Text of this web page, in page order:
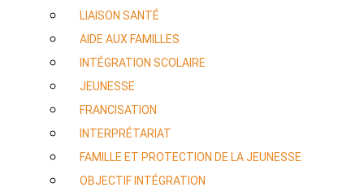
LIAISON SANTÉ
AIDE AUX FAMILLES
INTÉGRATION SCOLAIRE
JEUNESSE
FRANCISATION
INTERPRÉTARIAT
FAMILLE ET PROTECTION DE LA JEUNESSE
OBJECTIF INTÉGRATION